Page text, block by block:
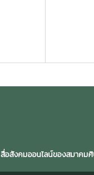
สื่อสังคมออนไลน์ของสมาคมศิ